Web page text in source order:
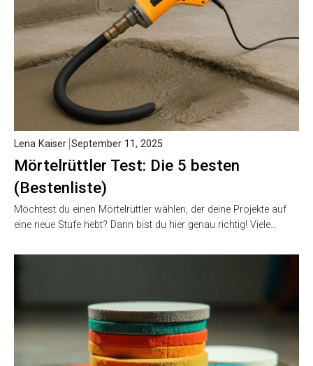
Mörtelrüttler Test: Die 5 besten
(Bestenliste)
Lena Kaiser September 11, 2025
Möchtest du einen Mörtelrüttler wählen, der deine Projekte auf
eine neue Stufe hebt? Dann bist du hier genau richtig! Viele…